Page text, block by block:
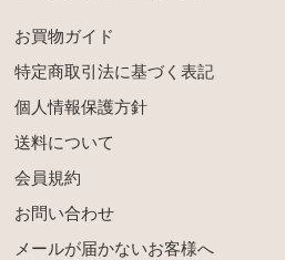
お買物ガイド
特定商取引法に基づく表記
個人情報保護方針
送料について
会員規約
お問い合わせ
メールが届かないお客様へ